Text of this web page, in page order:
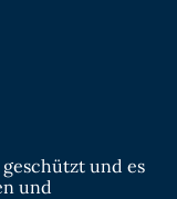
und es
und